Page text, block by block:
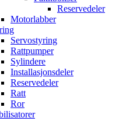
Reservedeler
Motorlabber
Servostyring
Rattpumper
Sylindere
Installasjonsdeler
Reservedeler
Ratt
Ror